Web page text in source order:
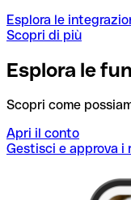
Esplora le
Scopri di più
Esplora le
Scopri come
Apri il conto
Gestisci e approva i